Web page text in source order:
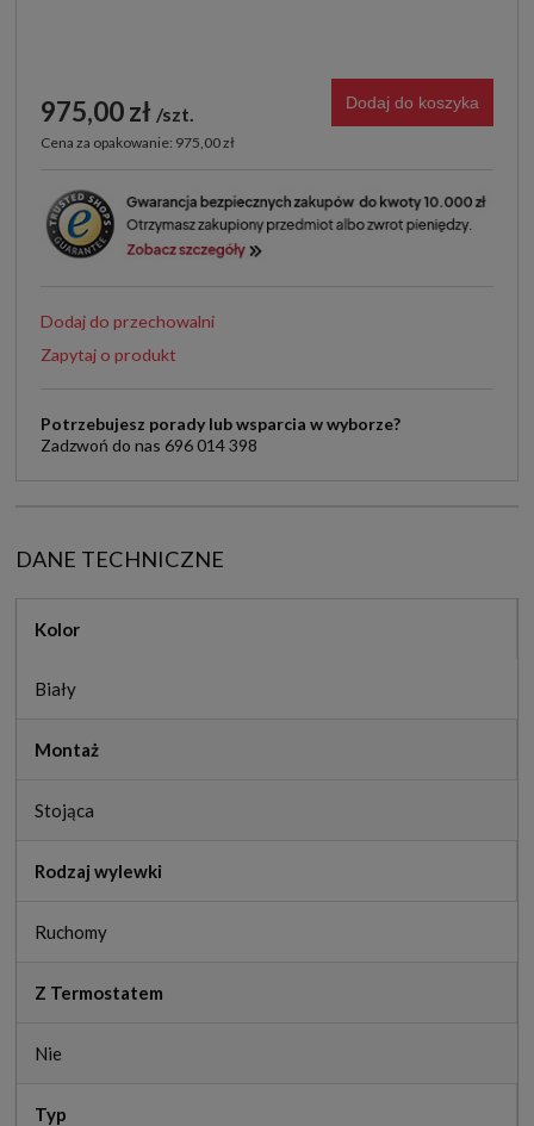
975,00 zł szt.
Cena za opakowanie: 975,00 zł
Dodaj do koszyka
Dodaj do przechowalni
Zapytaj o produkt
Potrzebujesz porady lub wsparcia w wyborze?
Zadzwoń do nas 696 014 398
DANE TECHNICZNE
Kolor
Biały
Montaż
Stojąca
Rodzaj wylewki
Ruchomy
Z Termostatem
Nie
Typ